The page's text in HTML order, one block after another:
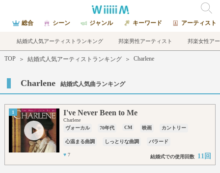
総合 シーン ジャンル キーワード アーティスト
結婚式人気アーティストランキング 邦楽男性アーティスト 邦楽女性ア
TOP ＞ 結婚式人気アーティストランキング ＞ Charlene
Charlene 結婚式人気曲ランキング
1 I've Never Been to Me
Charlene
ヴォーカル
70年代 CM 映画 カントリー
心温まる曲調 しっとりな曲調 バラード
♥ 7 結婚式での使用回数 11回